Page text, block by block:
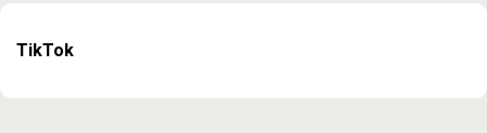
TikTok